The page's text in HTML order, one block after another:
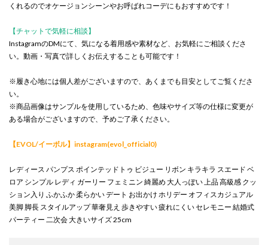
くれるのでオケージョンシーンやお呼ばれコーデにもおすすめです！
【チャットで気軽に相談】
InstagramのDMにて、気になる着用感や素材など、お気軽にご相談くださ
い。動画・写真で詳しくお伝えすることも可能です！
※履き心地には個人差がございますので、あくまでも目安としてご覧くださ
い。
※商品画像はサンプルを使用しているため、色味やサイズ等の仕様に変更が
ある場合がございますので、予めご了承ください。
【EVOL/イーボル】instagram(evol_official0)
レディース パンプス ポインテッドトゥ ビジュー リボン キラキラ スエード ベ
ロア シンプル レディ ガーリー フェミニン 綺麗め 大人っぽい 上品 高級感 クッ
ション入り ふかふか 柔らかい デート お出かけ ホリデー オフィスカジュアル
美脚 脚長 スタイルアップ 華奢見え 歩きやすい 疲れにくい セレモニー 結婚式
パーティー 二次会 大きいサイズ 25cm